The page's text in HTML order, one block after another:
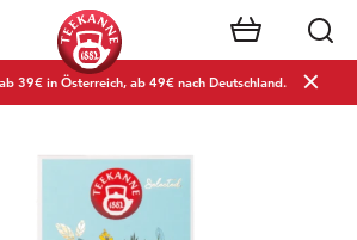
öffnen
39€ in Österreich, ab 49€ nach Deutschland.